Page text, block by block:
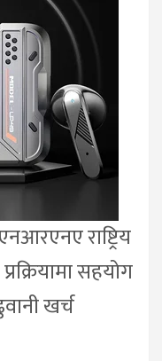
राष्ट्रिय
सहयोग
खर्च